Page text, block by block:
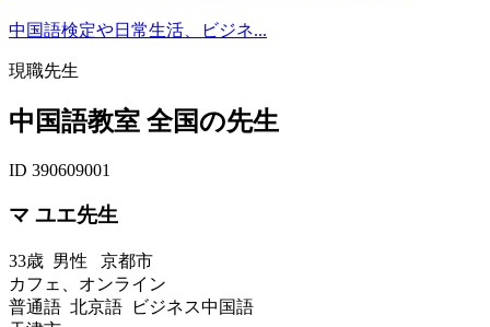
中国語検定や日常生活、ビジネ...
現職先生
中国語教室 全国の先生
ID 390609001
マ ユエ先生
33歳 男性 京都市
カフェ、オンライン
普通語 北京語 ビジネス中国語